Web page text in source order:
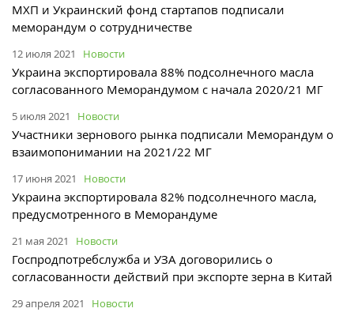
МХП и Украинский фонд стартапов подписали
меморандум о сотрудничестве
12 июля 2021 Новости
Украина экспортировала 88% подсолнечного масла
согласованного Меморандумом с начала 2020/21 МГ
5 июля 2021 Новости
Участники зернового рынка подписали Меморандум о
взаимопонимании на 2021/22 МГ
17 июня 2021 Новости
Украина экспортировала 82% подсолнечного масла,
предусмотренного в Меморандуме
21 мая 2021 Новости
Госпродпотребслужба и УЗА договорились о
согласованности действий при экспорте зерна в Китай
29 апреля 2021 Новости